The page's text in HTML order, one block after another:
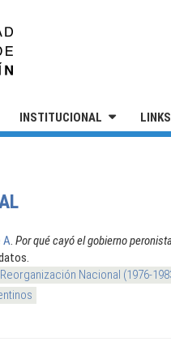
INSTITUCIONAL LINKS
A Por qué cayó el gobierno
Nacional (1976-